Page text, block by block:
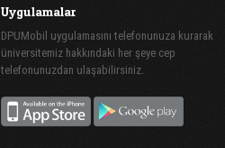
Uygulamalar
DPUMobil uygulamasını telefonunuza kurarak
üniversitemiz hakkındaki her şeye cep
telefonunuzdan ulaşabilirsiniz.